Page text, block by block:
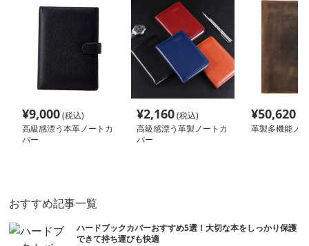
¥9,000(税込)
高級感漂う本革ノートカ
バー
¥2,160(税込)
高級感漂う革製ノートカ
バー
¥50,620
革製多機能ノ
おすすめ記事一覧
ハードブックカバーおすすめ5選！大切な本をしっかり保護
できて持ち運びも快適